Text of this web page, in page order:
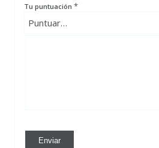
Tu puntuación *